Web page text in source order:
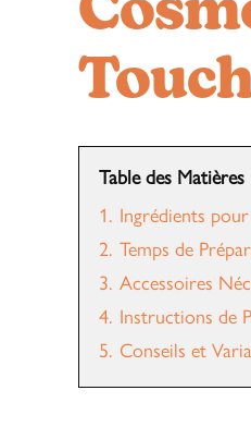
Table des Matières
1. Ingrédients
2. Temps de
3. Accessoires
4. Instructions de
5. Conseils et